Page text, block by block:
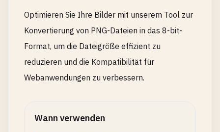
Optimieren Sie Ihre Bilder mit unserem Tool zur
Konvertierung von PNG-Dateien in das 8-bit-
Format, um die Dateigröße effizient zu
reduzieren und die Kompatibilität für
Webanwendungen zu verbessern.
Wann verwenden